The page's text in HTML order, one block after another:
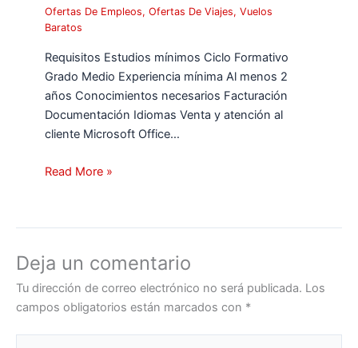
Ofertas De Empleos,Ofertas De Viajes,Vuelos
Baratos
Requisitos Estudios mínimos Ciclo Formativo
Grado Medio Experiencia mínima Al menos 2
años Conocimientos necesarios Facturación
Documentación Idiomas Venta y atención al
cliente Microsoft Office…
Read More »
Deja un comentario
Tu dirección de correo electrónico no será publicada. Los
campos obligatorios están marcados con *